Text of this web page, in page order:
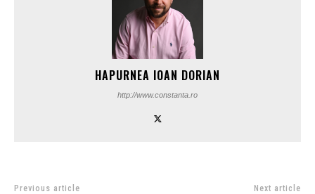
HAPURNEA IOAN DORIAN
http://www.constanta.ro
Previous article Next article